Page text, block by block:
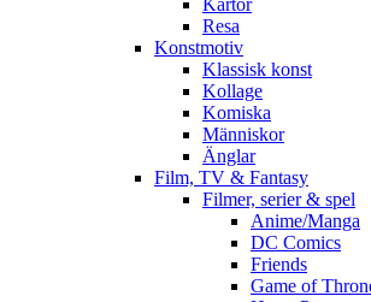
Kartor
Resa
Konstmotiv
Klassisk konst
Kollage
Komiska
Människor
Änglar
Film, TV & Fantasy
Filmer, serier & spel
Anime/Manga
DC Comics
Friends
Game of